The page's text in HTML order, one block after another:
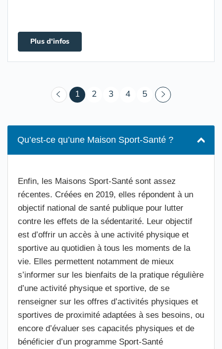
Plus d'infos
1 (courant)
2 3 4 5
Qu’est-ce qu’une Maison Sport-Santé ?
Enfin, les Maisons Sport-Santé sont assez
récentes. Créées en 2019, elles répondent à un
objectif national de santé publique pour lutter
contre les effets de la sédentarité. Leur objectif
est d’offrir un accès à une activité physique et
sportive au quotidien à tous les moments de la
vie. Elles permettent notamment de mieux
s’informer sur les bienfaits de la pratique régulière
d’une activité physique et sportive, de se
renseigner sur les offres d’activités physiques et
sportives de proximité adaptées à ses besoins, ou
encore d’évaluer ses capacités physiques et de
bénéficier d’un programme Sport-Santé